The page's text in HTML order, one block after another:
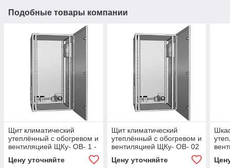
Подобные товары компании
Щит климатический
утеплённый с обогревом и
вентиляцией ЩКу- ОВ- 1 -
IP65
Цену уточняйте
Щит климатический
утеплённый с обогревом и
вентиляцией ЩКу- ОВ- 02
- 500×400×200 (В×Ш×Г)
IP65
Цену уточняйте
IP65